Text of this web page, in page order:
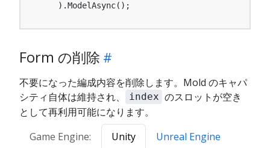
    ).ModelAsync();
Form の削除
不要になった編成内容を削除します。Mold のキャパ
シティ自体は維持され、
index のスロットが空き
として再利用可能になります。
Game Engine:
Unity Unreal Engine